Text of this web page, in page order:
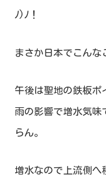
ﾉ)ﾉ！
まさか日本でこんな
午後は聖地の鉄板ポ
雨の影響で増水気味
らん。
増水なので上流側へ